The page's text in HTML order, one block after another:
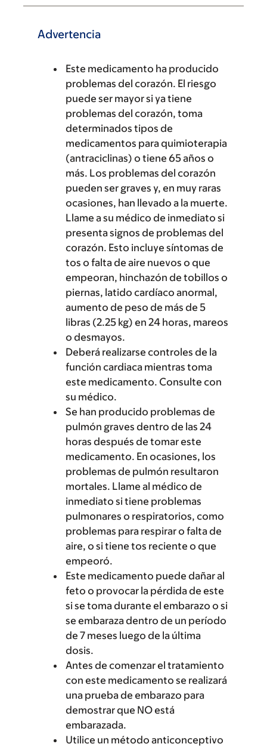
Advertencia
Este medicamento ha producido
problemas del corazón. El riesgo
puede ser mayor si ya tiene
problemas del corazón, toma
determinados tipos de
medicamentos para quimioterapia
(antraciclinas) o tiene 65 años o
más. Los problemas del corazón
pueden ser graves y, en muy raras
ocasiones, han llevado a la muerte.
Llame a su médico de inmediato si
presenta signos de problemas del
corazón. Esto incluye síntomas de
tos o falta de aire nuevos o que
empeoran, hinchazón de tobillos o
piernas, latido cardíaco anormal,
aumento de peso de más de 5
libras (2.25 kg) en 24 horas, mareos
o desmayos.
Deberá realizarse controles de la
función cardiaca mientras toma
este medicamento. Consulte con
su médico.
Se han producido problemas de
pulmón graves dentro de las 24
horas después de tomar este
medicamento. En ocasiones, los
problemas de pulmón resultaron
mortales. Llame al médico de
inmediato si tiene problemas
pulmonares o respiratorios, como
problemas para respirar o falta de
aire, o si tiene tos reciente o que
empeoró.
Este medicamento puede dañar al
feto o provocar la pérdida de este
si se toma durante el embarazo o si
se embaraza dentro de un período
de 7 meses luego de la última
dosis.
Antes de comenzar el tratamiento
con este medicamento se realizará
una prueba de embarazo para
demostrar que NO está
embarazada.
Utilice un método anticonceptivo